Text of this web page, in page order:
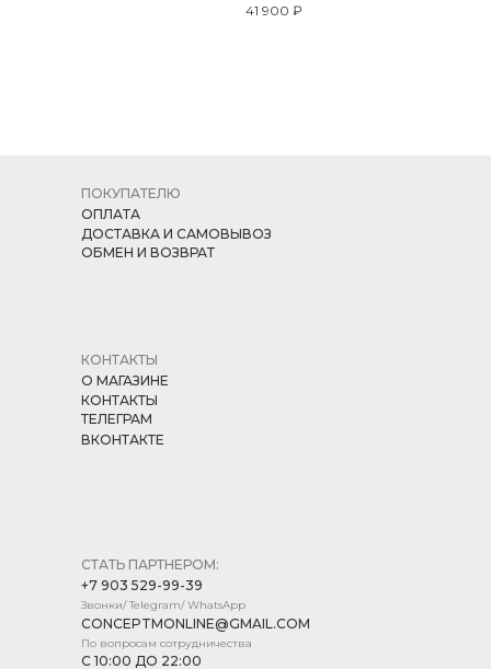
ЧЕРНЫЙ
41 900 ₽
СТАТЬ ПАРТНЕРОМ:
+7 903 529-99-39
Звонки/ Telegram/ WhatsApp
CONCEPTMONLINE@GMAIL.COM
По вопросам сотрудничества
С 10:00 ДО 22:00
КОНТАКТЫ
О МАГАЗИНЕ
КОНТАКТЫ
ТЕЛЕГРАМ
ВКОНТАКТЕ
ПОКУПАТЕЛЮ
ОПЛАТА
ДОСТАВКА И САМОВЫВОЗ
ОБМЕН И ВОЗВРАТ